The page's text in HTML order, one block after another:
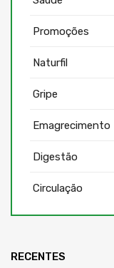
Promoções
Naturfil
Gripe
Emagrecimento
Digestão
Circulação
RECENTES